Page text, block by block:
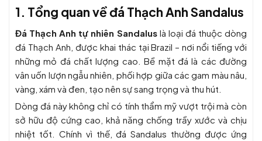
1. Tổng quan về đá Thạch Anh Sandalus
Đá Thạch Anh tự nhiên Sandaluslà loại đá thuộc dòng
đá Thạch Anh, được khai thác tại Brazil – nơi nổi tiếng với
những mỏ đá chất lượng cao. Bề mặt đá là các đường
vân uốn lượn ngẫu nhiên, phối hợp giữa các gam màu nâu,
vàng, xám và đen, tạo nên sự sang trọng và thu hút.
Dòng đá này không chỉ có tính thẩm mỹ vượt trội mà còn
sở hữu độ cứng cao, khả năng chống trầy xước và chịu
nhiệt tốt. Chính vì thế, đá Sandalus thường được ứng